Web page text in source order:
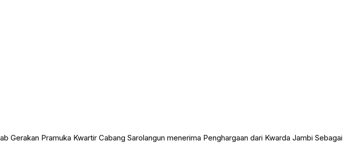
Gerakan Pramuka Kwartir Cabang Sarolangun menerima Penghargaan dari Kwarda Jambi Sebagai